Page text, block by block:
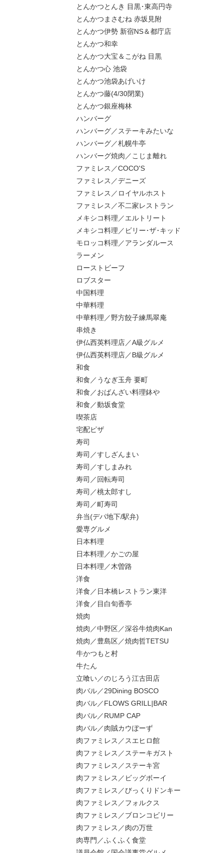
とんかつとんき 目黒･東高円寺
とんかつまさむね 赤坂見附
とんかつ伊勢 新宿NS＆都庁店
とんかつ和幸
とんかつ大宝＆こがね 目黒
とんかつ心 池袋
とんかつ池袋あげいけ
とんかつ藤(4/30閉業)
とんかつ銀座梅林
ハンバーグ
ハンバーグ／ステーキみたいな
ハンバーグ／札幌牛亭
ハンバーグ焼肉／こじま離れ
ファミレス／COCO'S
ファミレス／デニーズ
ファミレス／ロイヤルホスト
ファミレス／不二家レストラン
メキシコ料理／エルトリート
メキシコ料理／ビリー･ザ･キッド
モロッコ料理／アランダルース
ラーメン
ローストビーフ
ロブスター
中国料理
中華料理
中華料理／野方餃子練馬翠庵
串焼き
伊仏西英料理店／A級グルメ
伊仏西英料理店／B級グルメ
和食
和食／うなぎ玉舟 要町
和食／おばんざい料理鉢や
和食／動坂食堂
喫茶店
宅配ピザ
寿司
寿司／すしざんまい
寿司／すしまみれ
寿司／回転寿司
寿司／桃太郎すし
寿司／町寿司
弁当(デパ地下/駅弁)
愛専グルメ
日本料理
日本料理／かごの屋
日本料理／木曽路
洋食
洋食／日本橋レストラン東洋
洋食／目白旬香亭
焼肉
焼肉／中野区／深谷牛焼肉Kan
焼肉／豊島区／焼肉哲TETSU
牛かつもと村
牛たん
立喰い／のじろう江古田店
肉バル／29Dining BOSCO
肉バル／FLOWS GRILL|BAR
肉バル／RUMP CAP
肉バル／肉賊カウぼーず
肉ファミレス／スエヒロ館
肉ファミレス／ステーキガスト
肉ファミレス／ステーキ宮
肉ファミレス／ビッグボーイ
肉ファミレス／びっくりドンキー
肉ファミレス／フォルクス
肉ファミレス／ブロンコビリー
肉ファミレス／肉の万世
肉専門／ふくふく食堂